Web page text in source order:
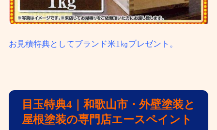
お見積特典としてブランド米1㎏プレゼント。
目玉特典4 ｜和歌山市・外壁塗装と
屋根塗装の専門店エースペイント